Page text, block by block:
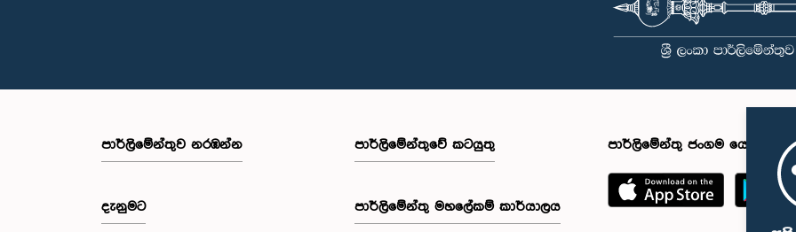
පාර්ලි‌මේන්තුව නරඹන්න
දැනුමට
පාර්ලිමේන්තුවේ කටයුතු
පාර්ලිමේන්තු මහලේකම් කාර්යාලය
පාර්ලිමේන්තු ජංගම යෙදුම